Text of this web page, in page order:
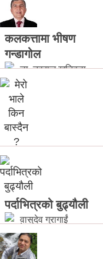
(राजमान)
कलकत्तामा भीषण
गन्डागोल
डा. नवराज खतिवडा
मेरो भाले किन
बास्दैन...
युगल बसेल
पर्दाभित्रको बुढ्यौली
वासुदेव गुरागाईं